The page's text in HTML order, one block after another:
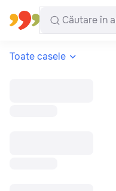
Toate regiunile
Toate casele